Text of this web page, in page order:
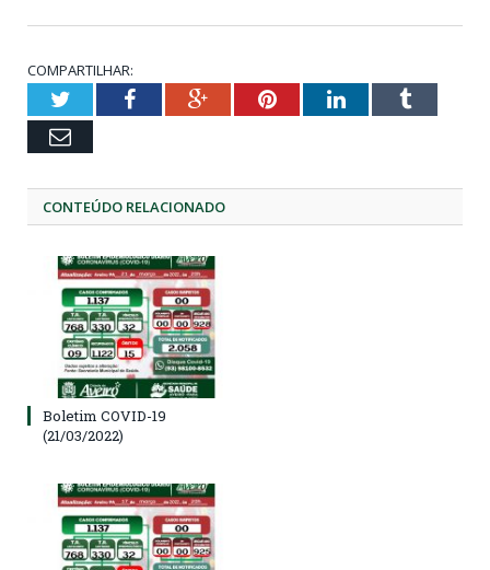
COMPARTILHAR:
TwitterFacebookGoogle+PinterestLinkedInTumblr
Email
CONTEÚDO RELACIONADO
Boletim COVID-19
(21/03/2022)